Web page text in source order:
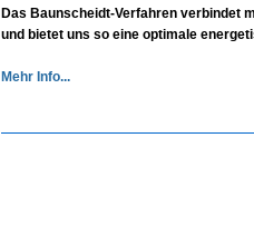
Das Baunscheidt-Verfahren verbindet
und bietet uns so eine optimale
Mehr Info...